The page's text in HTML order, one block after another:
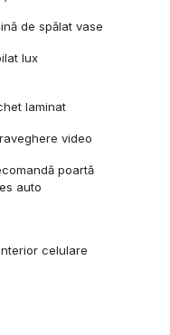
de spălat vase
lux
laminat
video
poartă
auto
celulare